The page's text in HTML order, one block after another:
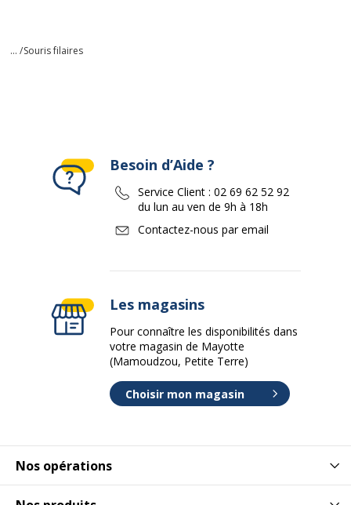
... /Souris filaires
Nos opérations
Besoin d’Aide ?
Service Client : 02 69 62 52 92
du lun au ven de 9h à 18h
Contactez-nous par email
Les magasins
Pour connaître les disponibilités dans
votre magasin de Mayotte
(Mamoudzou, Petite Terre)
Choisir mon magasin